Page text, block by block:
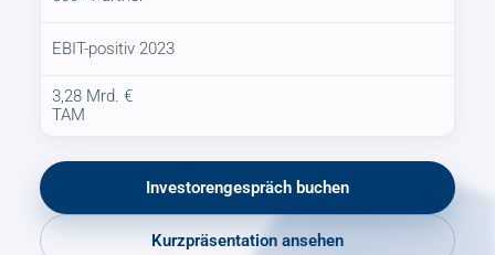
EBIT-positiv 2023
3,28 Mrd. €
TAM
Investorengespräch buchen
Kurzpräsentation ansehen